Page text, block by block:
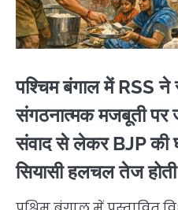
पश्चिम बंगाल में RSS
संगठनात्मक मजबूती पर
संवाद से लेकर BJP की
सियासी हलचल तेज